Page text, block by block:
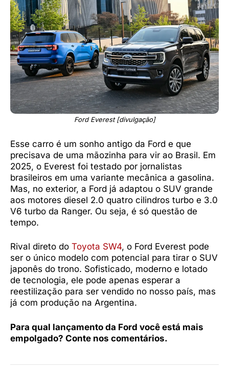
Ford Everest [divulgação]
Esse carro é um sonho antigo da Ford e que
precisava de uma mãozinha para vir ao Brasil. Em
2025, o Everest foi testado por jornalistas
brasileiros em uma variante mecânica a gasolina.
Mas, no exterior, a Ford já adaptou o SUV grande
aos motores diesel 2.0 quatro cilindros turbo e 3.0
V6 turbo da Ranger. Ou seja, é só questão de
tempo.
Rival direto do Toyota SW4, o Ford Everest pode
ser o único modelo com potencial para tirar o SUV
japonês do trono. Sofisticado, moderno e lotado
de tecnologia, ele pode apenas esperar a
reestilização para ser vendido no nosso país, mas
já com produção na Argentina.
Para qual lançamento da Ford você está mais
empolgado? Conte nos comentários.